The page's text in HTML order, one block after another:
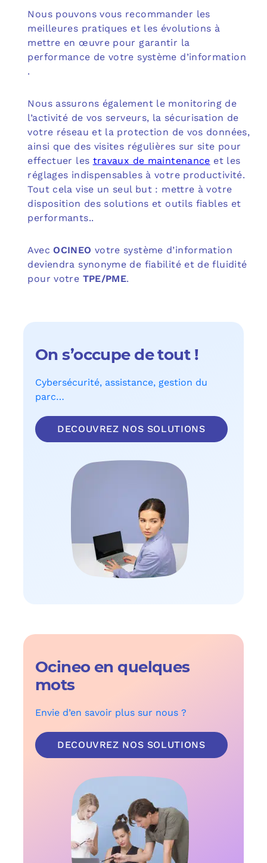
Nous pouvons vous recommander les
meilleures pratiques et les évolutions à
mettre en œuvre pour garantir la
performance de votre système d’information
.
Nous assurons également le monitoring de
l’activité de vos serveurs, la sécurisation de
votre réseau et la protection de vos données,
ainsi que des visites régulières sur site pour
effectuer les travaux de maintenance et les
réglages indispensables à votre productivité.
Tout cela vise un seul but : mettre à votre
disposition des solutions et outils fiables et
performants..
AvecOCINEO votre système d’information
deviendra synonyme de fiabilité et de fluidité
pour votre TPE/PME.
On s’occupe de tout !
Cybersécurité, assistance, gestion du
parc…
DECOUVREZ NOS SOLUTIONS
Ocineo en quelques
mots
Envie d’en savoir plus sur nous ?
DECOUVREZ NOS SOLUTIONS